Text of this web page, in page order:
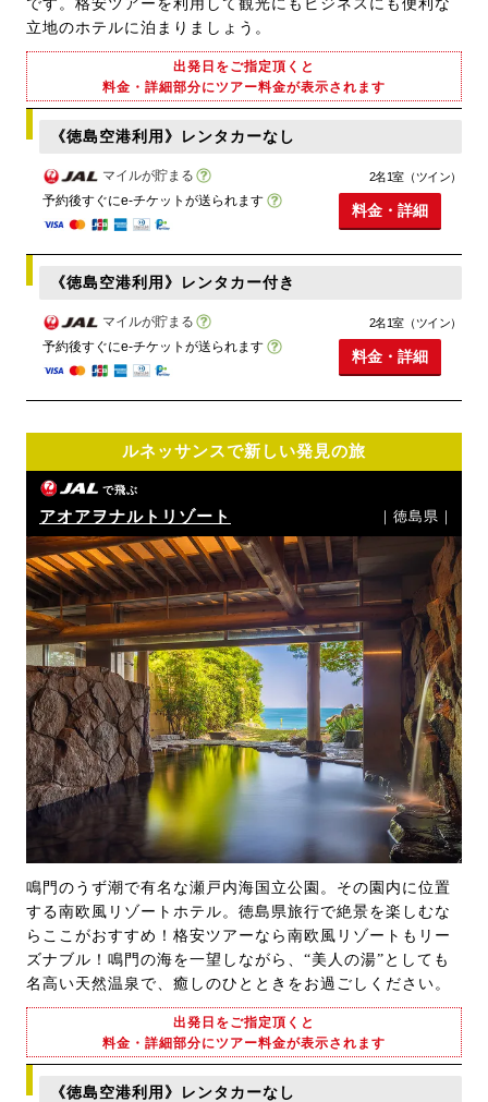
です。格安ツアーを利用して観光にもビジネスにも便利な
立地のホテルに泊まりましょう。
出発日をご指定頂くと
料金・詳細部分にツアー料金が表示されます
《徳島空港利用》レンタカーなし
マイルが貯まる
予約後すぐにe-チケットが送られます
2名1室（ツイン）
料金・詳細
《徳島空港利用》レンタカー付き
マイルが貯まる
予約後すぐにe-チケットが送られます
2名1室（ツイン）
料金・詳細
ルネッサンスで新しい発見の旅
で飛ぶ
アオアヲナルトリゾート ｜徳島県｜
鳴門のうず潮で有名な瀬戸内海国立公園。その園内に位置
する南欧風リゾートホテル。徳島県旅行で絶景を楽しむな
らここがおすすめ！格安ツアーなら南欧風リゾートもリー
ズナブル！鳴門の海を一望しながら、“美人の湯”としても
名高い天然温泉で、癒しのひとときをお過ごしください。
出発日をご指定頂くと
料金・詳細部分にツアー料金が表示されます
《徳島空港利用》レンタカーなし